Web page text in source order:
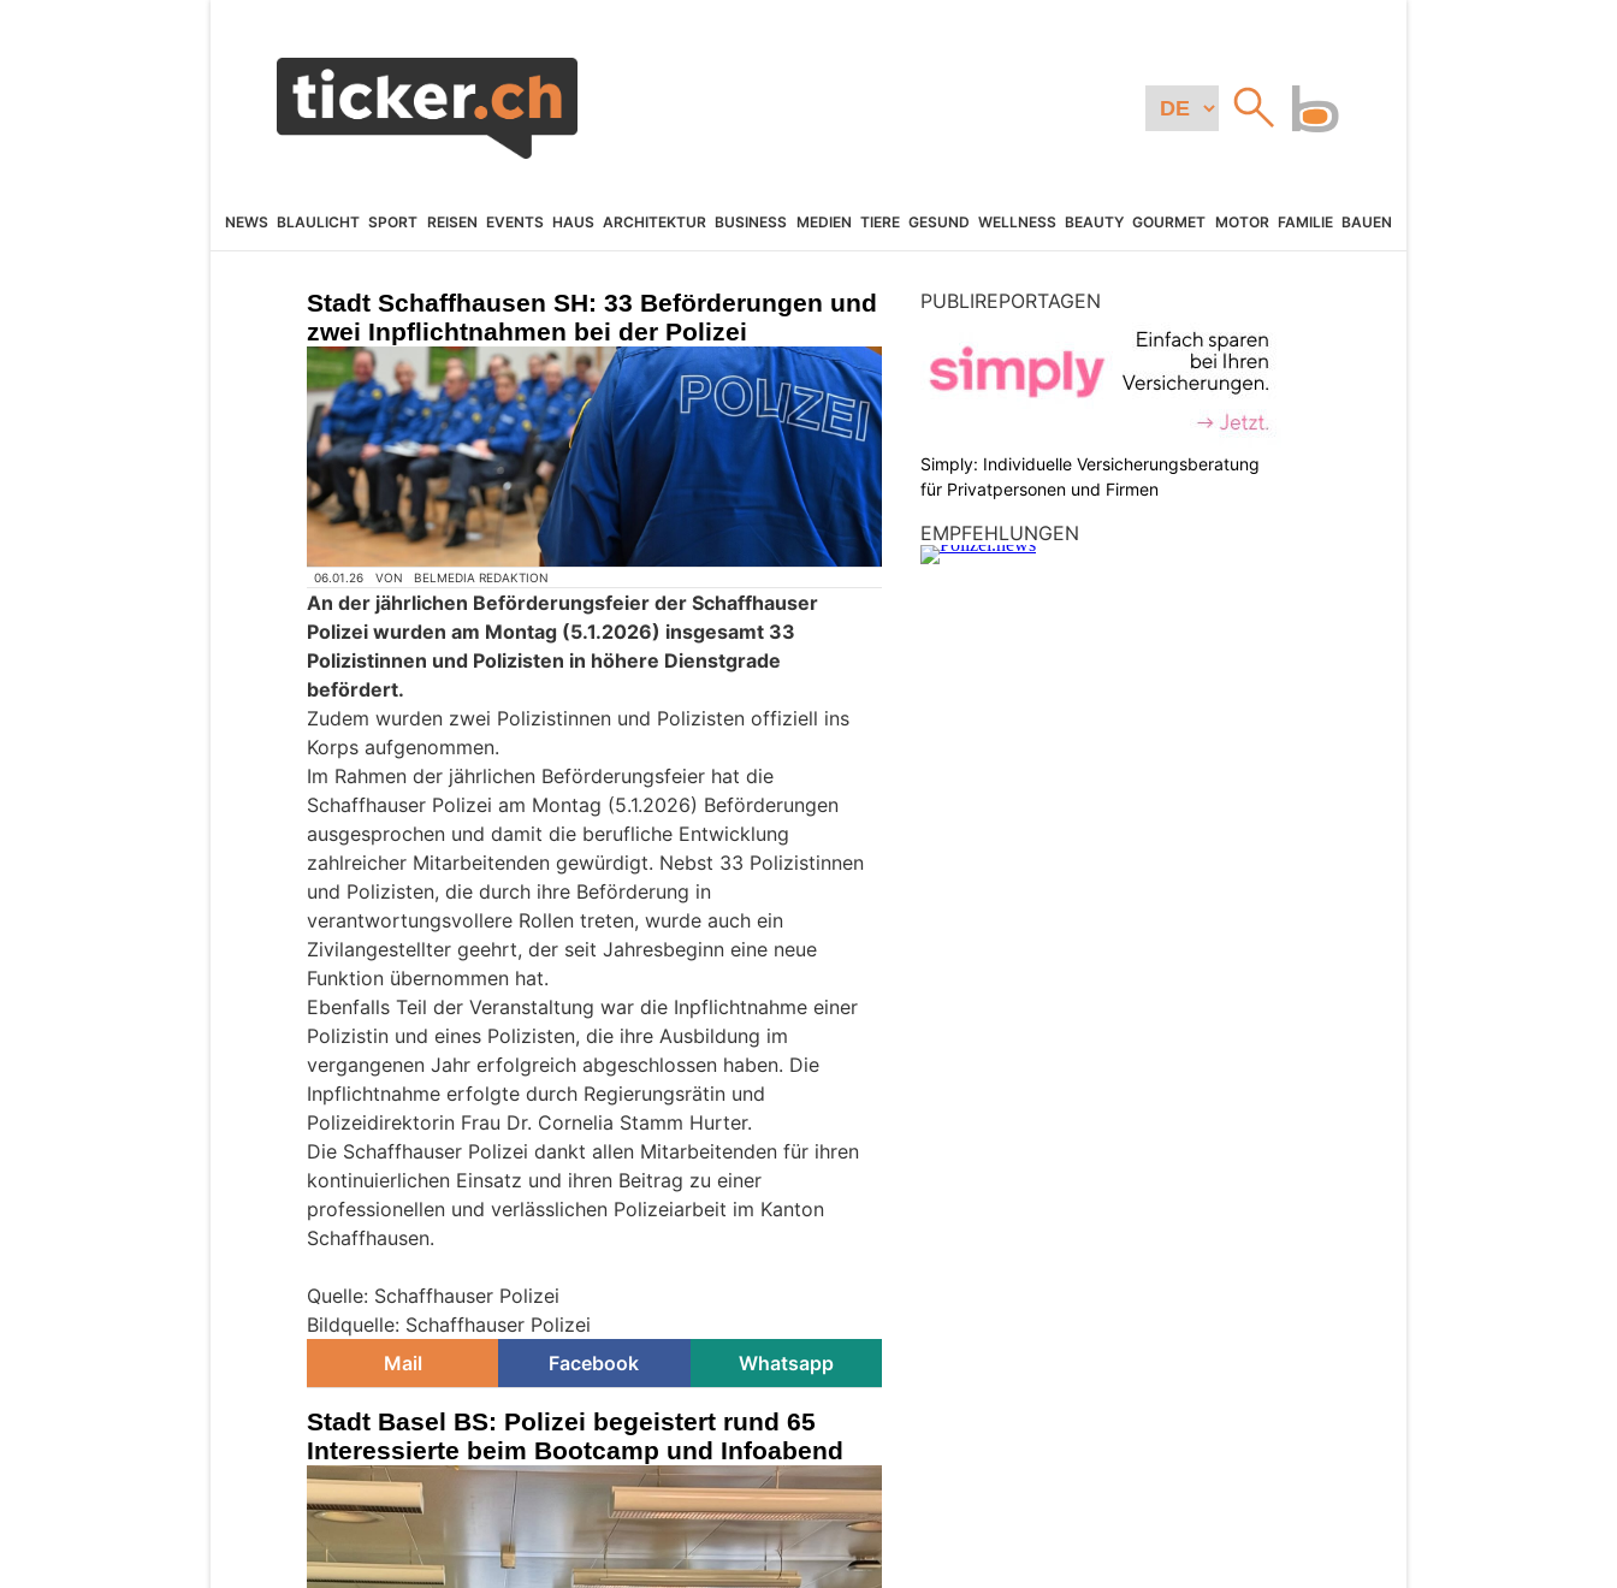
NEWS BLAULICHT SPORT REISEN EVENTS HAUS ARCHITEKTUR BUSINESS MEDIEN TIERE GESUND WELLNESS BEAUTY GOURMET MOTOR FAMILIE BAUEN
Stadt Schaffhausen SH: 33 Beförderungen und
zwei Inpflichtnahmen bei der Polizei
06.01.26 VON BELMEDIA REDAKTION
An der jährlichen Beförderungsfeier der Schaffhauser
Polizei wurden am Montag (5.1.2026) insgesamt 33
Polizistinnen und Polizisten in höhere Dienstgrade
befördert.
Zudem wurden zwei Polizistinnen und Polizisten offiziell ins
Korps aufgenommen.
Im Rahmen der jährlichen Beförderungsfeier hat die
Schaffhauser Polizei am Montag (5.1.2026) Beförderungen
ausgesprochen und damit die berufliche Entwicklung
zahlreicher Mitarbeitenden gewürdigt. Nebst 33 Polizistinnen
und Polizisten, die durch ihre Beförderung in
verantwortungsvollere Rollen treten, wurde auch ein
Zivilangestellter geehrt, der seit Jahresbeginn eine neue
Funktion übernommen hat.
Ebenfalls Teil der Veranstaltung war die Inpflichtnahme einer
Polizistin und eines Polizisten, die ihre Ausbildung im
vergangenen Jahr erfolgreich abgeschlossen haben. Die
Inpflichtnahme erfolgte durch Regierungsrätin und
Polizeidirektorin Frau Dr. Cornelia Stamm Hurter.
Die Schaffhauser Polizei dankt allen Mitarbeitenden für ihren
kontinuierlichen Einsatz und ihren Beitrag zu einer
professionellen und verlässlichen Polizeiarbeit im Kanton
Schaffhausen.
Quelle: Schaffhauser Polizei
Bildquelle: Schaffhauser Polizei
Mail
Facebook Whatsapp
Stadt Basel BS: Polizei begeistert rund 65
Interessierte beim Bootcamp und Infoabend
PUBLIREPORTAGEN
Simply: Individuelle Versicherungsberatung
für Privatpersonen und Firmen
EMPFEHLUNGEN